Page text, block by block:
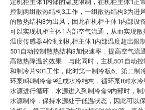
定机柜主体1内部的温度限制，在机柜主体1正
控制两组散热结构3工作，一组散热结构3为进
的散热结构3为出风，因此在机柜主体1内部设
可以实现机柜主体1内部空气流通，从而实现散
温度传感器4检测到机柜主体1内部温度超出限
501自动控制散热结构3加快速率，提高空气流
高散热降温的效果，与此同时，主机501自动
和制冷片901工作，此时第一制冷板6、第二制
环泵8和制冷盒9组成水冷结构，循环泵8对水冷
水源进行循环，水源进入到制冷盒9内部时，制
水源制冷，保持水源处于低温状态，因此可以